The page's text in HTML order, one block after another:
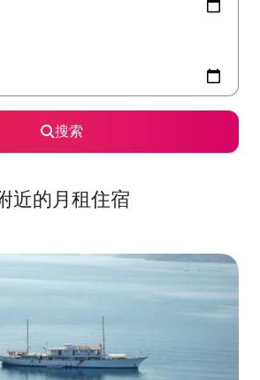
搜索
近的月租住宿